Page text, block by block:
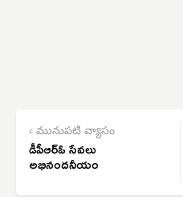
‹ మునుపటి వ్యాసం
డీపీఆర్‌ఓ సేవలు
అభినందనీయం